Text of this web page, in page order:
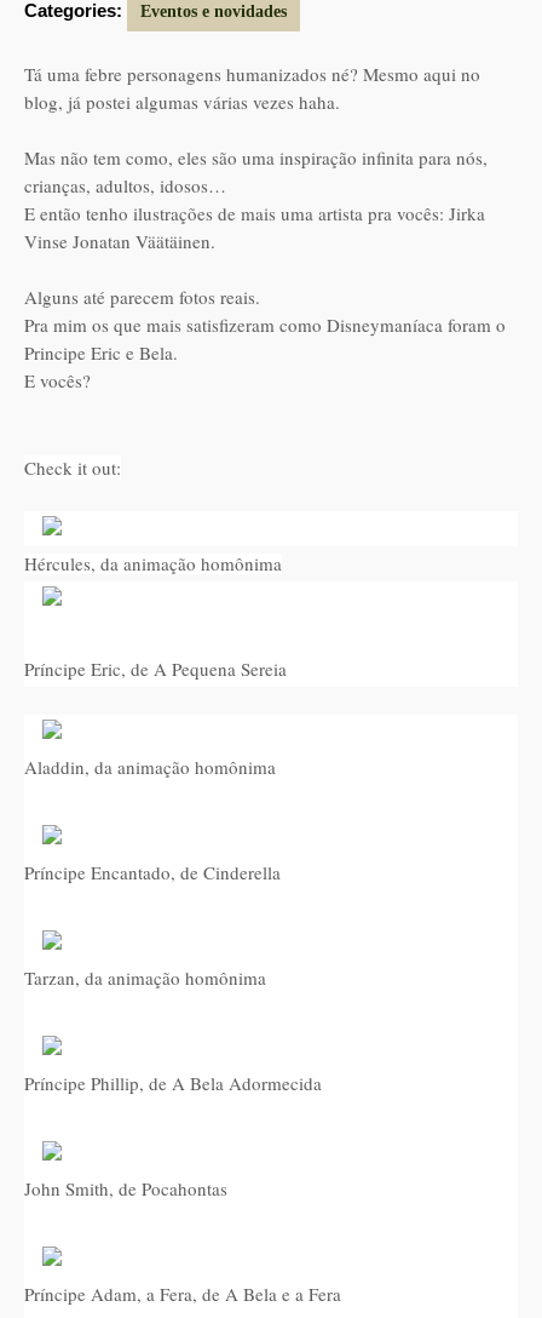
Categories: Eventos e novidades
Tá uma febre personagens humanizados né? Mesmo aqui no
blog, já postei algumas várias vezes haha.
Mas não tem como, eles são uma inspiração infinita para nós,
crianças, adultos, idosos…
E então tenho ilustrações de mais uma artista pra vocês: Jirka
Vinse Jonatan Väätäinen.
Alguns até parecem fotos reais.
Pra mim os que mais satisfizeram como Disneymaníaca foram o
Principe Eric e Bela.
E vocês?
Check it out:
Hércules, da animação homônima
Príncipe Eric, de A Pequena Sereia
Aladdin, da animação homônima
Príncipe Encantado, de Cinderella
Tarzan, da animação homônima
Príncipe Phillip, de A Bela Adormecida
John Smith, de Pocahontas
Príncipe Adam, a Fera, de A Bela e a Fera